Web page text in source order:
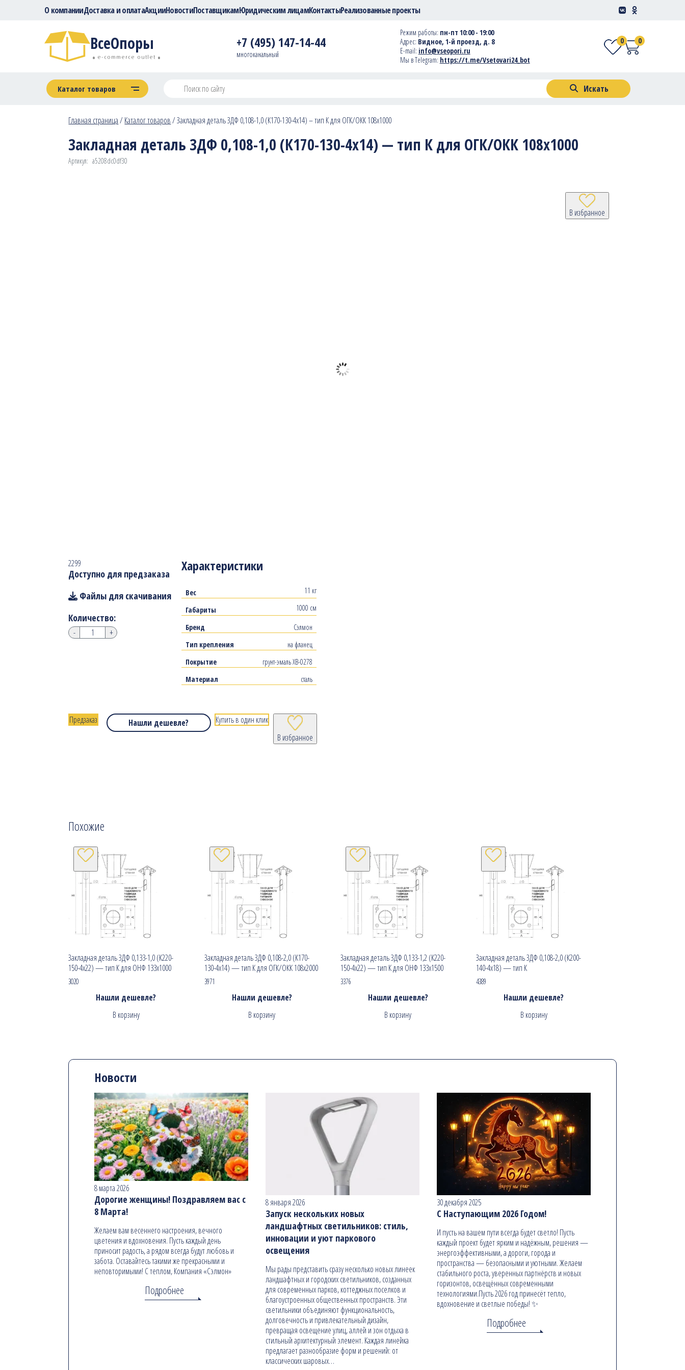
О компанииДоставка и оплатаАкцииНовостиПоставщикамЮридическим лицамКонтактыРеализованные проекты
ВсеОпоры
e-commerce outlet
+7 (495) 147-14-44
многоканальный
Режим работы: пн-пт 10:00 - 19:00
Адрес: Видное, 1-й проезд, д. 8
E-mail: info@vseopori.ru
Мы в Telegram: https://t.me/Vsetovari24_bot
0
0
Каталог товаров Искать
Главная страница/Каталог товаров/Закладная деталь ЗДФ 0,108-1,0 (К170-130-4х14) – тип К для ОГК/ОКК 108х1000
Закладная деталь ЗДФ 0,108-1,0 (К170-130-4х14) — тип К для ОГК/ОКК 108х1000
Артикул: a5208dc0df30
В избранное
Характеристики
Вес
11 кг
Габариты
1000 см
Бренд
Сэлмон
Тип крепления
на фланец
Покрытие
грунт-эмаль ХВ-0278
Материал
сталь
2299
Доступно для предзаказа
Файлы для скачивания
Количество:
- +
Нашли дешевле?
В избранное
Предзаказ Купить в один клик
Похожие
Закладная деталь ЗДФ 0,133-1,0 (К220-
150-4х22) — тип К для ОНФ 133х1000
3020
Нашли дешевле?
В корзину
Закладная деталь ЗДФ 0,108-2,0 (К170-
130-4х14) — тип К для ОГК/ОКК 108х2000
3971
Нашли дешевле?
В корзину
Закладная деталь ЗДФ 0,133-1,2 (К220-
150-4х22) — тип К для ОНФ 133х1500
3376
Нашли дешевле?
В корзину
Закладная деталь ЗДФ 0,108-2,0 (К200-
140-4х18) — тип К
4389
Нашли дешевле?
В корзину
Новости
8 марта 2026
Дорогие женщины! Поздравляем вас с
8 Марта!
Желаем вам весеннего настроения, вечного
цветения и вдохновения. Пусть каждый день
приносит радость, а рядом всегда будут любовь и
забота. Оставайтесь такими же прекрасными и
неповторимыми! С теплом, Компания «Сэлмон»
Подробнее
8 января 2026
Запуск нескольких новых
ландшафтных светильников: стиль,
инновации и уют паркового
освещения
Мы рады представить сразу несколько новых линеек
ландшафтных и городских светильников, созданных
для современных парков, коттеджных поселков и
благоустроенных общественных пространств. Эти
светильники объединяют функциональность,
долговечность и привлекательный дизайн,
превращая освещение улиц, аллей и зон отдыха в
стильный архитектурный элемент. Каждая линейка
предлагает разнообразие форм и решений: от
классических шаровых…
30 декабря 2025
С Наступающим 2026 Годом!
И пусть на вашем пути всегда будет светло! Пусть
каждый проект будет ярким и надёжным, решения —
энергоэффективными, а дороги, города и
пространства — безопасными и уютными. Желаем
стабильного роста, уверенных партнёрств и новых
горизонтов, освещённых современными
технологиями.Пусть 2026 год принесёт тепло,
вдохновение и светлые победы! ✨
Подробнее